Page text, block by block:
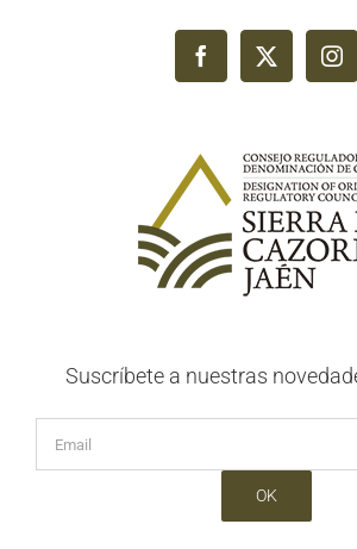
Suscríbete a nuestras